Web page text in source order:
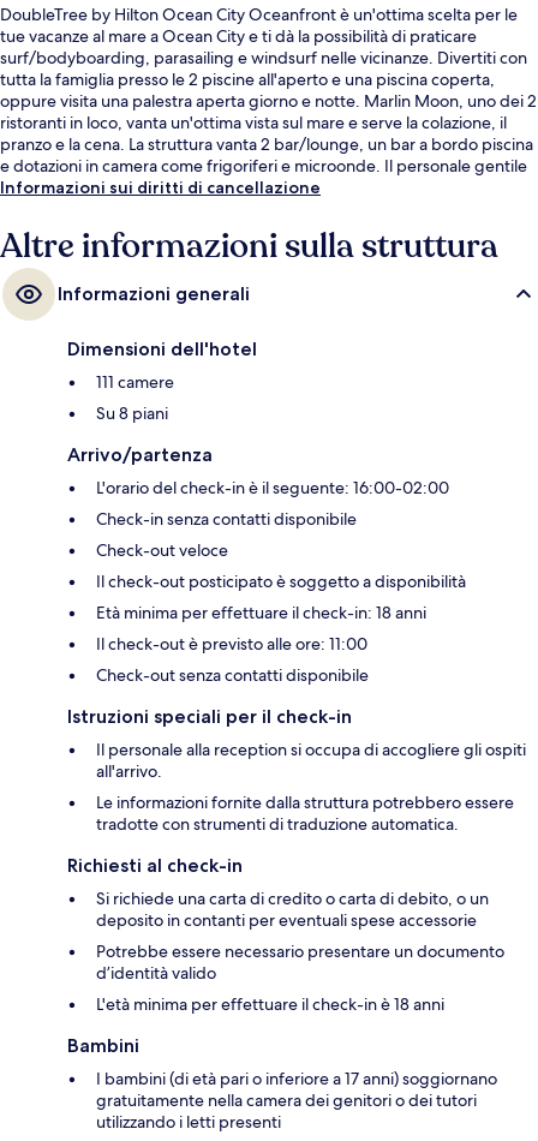
DoubleTree by Hilton Ocean City Oceanfront è un'ottima scelta per le
tue vacanze al mare a Ocean City e ti dà la possibilità di praticare
surf/bodyboarding, parasailing e windsurf nelle vicinanze. Divertiti con
tutta la famiglia presso le 2 piscine all'aperto e una piscina coperta,
oppure visita una palestra aperta giorno e notte. Marlin Moon, uno dei 2
ristoranti in loco, vanta un'ottima vista sul mare e serve la colazione, il
pranzo e la cena. La struttura vanta 2 bar/lounge, un bar a bordo piscina
e dotazioni in camera come frigoriferi e microonde. Il personale gentile
e la possibilità di spostarsi a piedi sono caratteristiche apprezzate dalle
Informazioni sui diritti di cancellazione
Altre informazioni sulla struttura
Informazioni generali
Dimensioni dell'hotel
111 camere
Su 8 piani
Arrivo/partenza
L'orario del check-in è il seguente: 16:00-02:00
Check-in senza contatti disponibile
Check-out veloce
Il check-out posticipato è soggetto a disponibilità
Età minima per effettuare il check-in: 18 anni
Il check-out è previsto alle ore: 11:00
Check-out senza contatti disponibile
Istruzioni speciali per il check-in
Il personale alla reception si occupa di accogliere gli ospiti
all'arrivo.
Le informazioni fornite dalla struttura potrebbero essere
tradotte con strumenti di traduzione automatica.
Richiesti al check-in
Si richiede una carta di credito o carta di debito, o un
deposito in contanti per eventuali spese accessorie
Potrebbe essere necessario presentare un documento
d’identità valido
L'età minima per effettuare il check-in è 18 anni
Bambini
I bambini (di età pari o inferiore a 17 anni) soggiornano
gratuitamente nella camera dei genitori o dei tutori
utilizzando i letti presenti